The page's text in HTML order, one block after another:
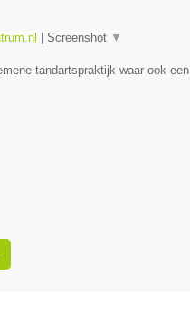
Screenshot ▼
tandartspraktijk waar ook een